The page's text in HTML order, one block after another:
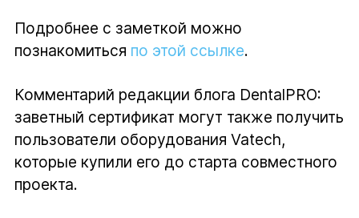
Подробнее с заметкой можно
познакомиться по этой ссылке.
Комментарий редакции блога DentalPRO:
заветный сертификат могут также получить
пользователи оборудования Vatech,
которые купили его до старта совместного
проекта.